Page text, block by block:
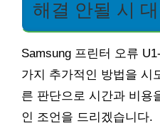
해결 안될 시
Samsung 프린터 오류
가지 추가적인 방법을 시
른 판단으로 시간과 비용
인 조언을 드리겠습니다.